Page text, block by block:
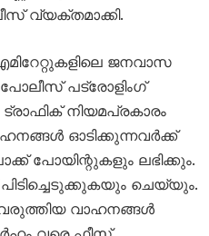
വ്യക്തമാക്കി.
ജനവാസ
പോലീസ് പട്രോളിംഗ്
നിയമപ്രകാരം
ഓടിക്കുന്നവർക്ക്
പോയിന്റുകളും ലഭിക്കും.
ചെയ്യും.
വരുത്തിയ വാഹനങ്ങൾ